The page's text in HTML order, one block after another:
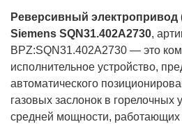
Реверсивный электропривод
Siemens SQN31.402A2730,
BPZ:SQN31.402A2730 — это
исполнительное устройство,
автоматического
газовых заслонок в горелочных
средней мощности, работающих